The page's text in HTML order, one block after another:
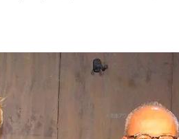
© 名曲アワー